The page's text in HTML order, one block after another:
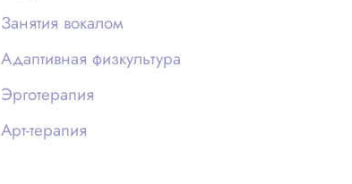
Занятия вокалом
Адаптивная физкультура
Эрготерапия
Арт-терапия